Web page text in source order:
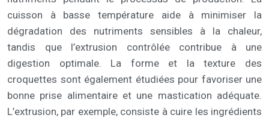
cuisson à basse température aide à minimiser la
dégradation des nutriments sensibles à la chaleur,
tandis que l’extrusion contrôlée contribue à une
digestion optimale. La forme et la texture des
croquettes sont également étudiées pour favoriser une
bonne prise alimentaire et une mastication adéquate.
L’extrusion, par exemple, consiste à cuire les ingrédients